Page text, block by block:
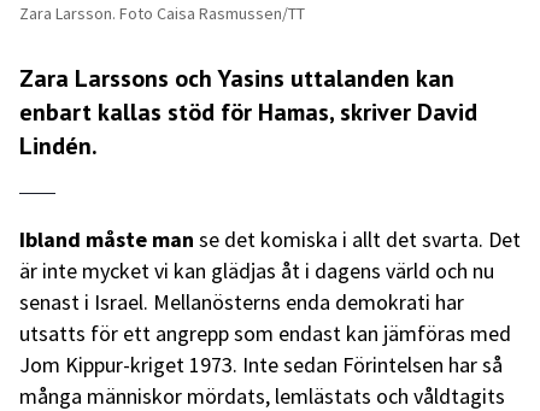
Zara Larsson. Foto Caisa Rasmussen/TT
Zara Larssons och Yasins uttalanden kan
enbart kallas stöd för Hamas, skriver David
Lindén.
Ibland måste man se det komiska i allt det svarta. Det
är inte mycket vi kan glädjas åt i dagens värld och nu
senast i Israel. Mellanösterns enda demokrati har
utsatts för ett angrepp som endast kan jämföras med
Jom Kippur-kriget 1973. Inte sedan Förintelsen har så
många människor mördats, lemlästats och våldtagits